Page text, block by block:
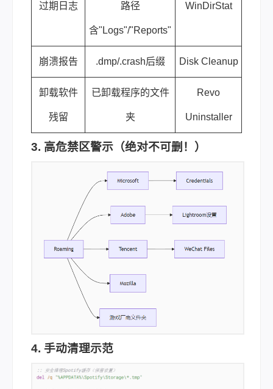
过期日志 路径
含"Logs"/"Reports"
WinDirStat
崩溃报告 .dmp/.crash后缀 Disk Cleanup
卸载软件
残留
已卸载程序的文件
夹
Revo
Uninstaller
3. 高危禁区警示（绝对不可删！）
4. 手动清理示范